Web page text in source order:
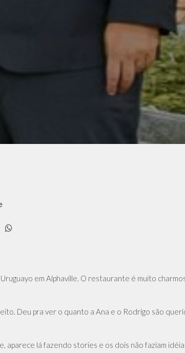
em Alphaville. O restaurante é muito
Deu pra ver o quanto a Ana e o Rodrigo são
aparece lá fazendo stories e os dois não faziam